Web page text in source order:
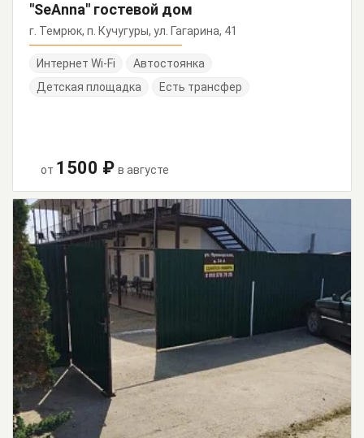
"SeAnna" гостевой дом
г. Темрюк, п. Кучугуры, ул. Гагарина, 41
Интернет Wi-Fi
Автостоянка
Детская площадка
Есть трансфер
от 1500 ₽ в августе